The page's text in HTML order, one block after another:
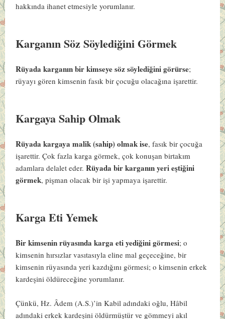
hakkında ihanet etmesiyle yorumlanır.
Karganın Söz Söylediğini Görmek
Rüyada karganın bir kimseye söz söylediğini görürse;
rüyayı gören kimsenin fasık bir çocuğu olacağına işarettir.
Kargaya Sahip Olmak
Rüyada kargaya malik (sahip) olmak ise, fasık bir çocuğa
işarettir. Çok fazla karga görmek, çok konuşan birtakım
adamlara delalet eder.Rüyada bir karganın yeri eştiğini
görmek, pişman olacak bir işi yapmaya işarettir.
Karga Eti Yemek
Bir kimsenin rüyasında karga eti yediğini görmesi; o
kimsenin hırsızlar vasıtasıyla eline mal geçeceğine, bir
kimsenin rüyasında yeri kazdığını görmesi; o kimsenin erkek
kardeşini öldüreceğine yo­rumlanır.
Çünkü, Hz. Âdem (A.S.)’in Kabil adındaki oğlu, Hâbil
adındaki erkek kardeşini öldürmüştür ve gömmeyi akıl